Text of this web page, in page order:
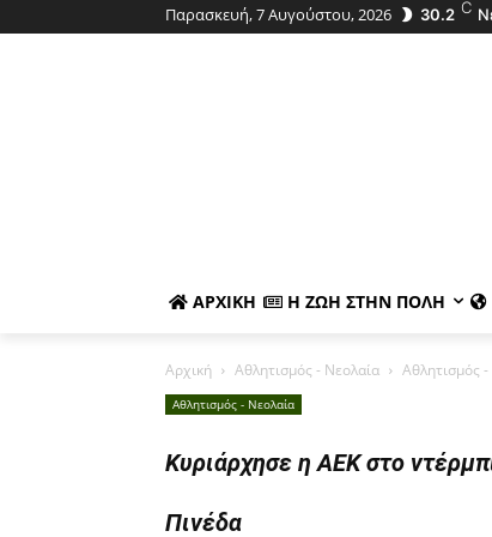
Παρασκευή, 7 Αυγούστου, 2026 30.2 C
ΑΡΧΙΚΉ Η ΖΩΉ ΣΤΗΝ ΠΌΛΗ
Αρχική Αθλητισμός - Νεολαία Αθλητισμός
Αθλητισμός - Νεολαία
Κυριάρχησε η ΑΕΚ στο
Πινέδα